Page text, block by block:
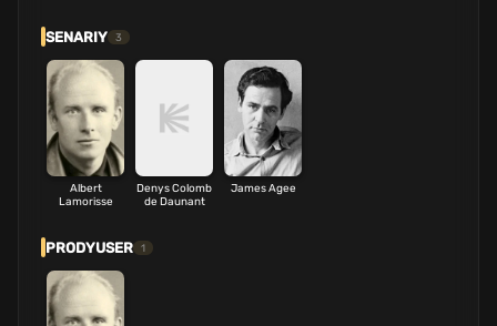
SENARIY 3
Albert
Lamorisse
Denys Colomb
de Daunant
James Agee
PRODYUSER 1